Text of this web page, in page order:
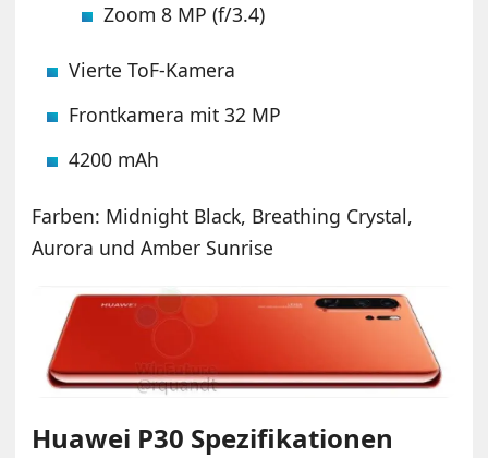
Zoom 8 MP (f/3.4)
Vierte ToF-Kamera
Frontkamera mit 32 MP
4200 mAh
Farben: Midnight Black, Breathing Crystal,
Aurora und Amber Sunrise
Huawei P30 Spezifikationen